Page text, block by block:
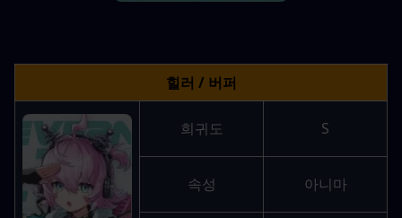
힐러 / 버퍼
희귀도 S
속성 아니마